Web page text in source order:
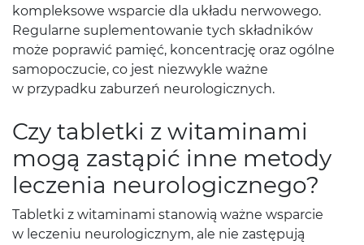
kompleksowe wsparcie dla układu nerwowego.
Regularne suplementowanie tych składników
może poprawić pamięć, koncentrację oraz ogólne
samopoczucie, co jest niezwykle ważne
w przypadku zaburzeń neurologicznych.
Czy tabletki z witaminami
mogą zastąpić inne metody
leczenia neurologicznego?
Tabletki z witaminami stanowią ważne wsparcie
w leczeniu neurologicznym, ale nie zastępują